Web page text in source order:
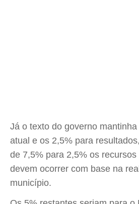
Já o texto do governo
atual e os 2,5% para
de 7,5% para 2,5% os
devem ocorrer com base na
município.